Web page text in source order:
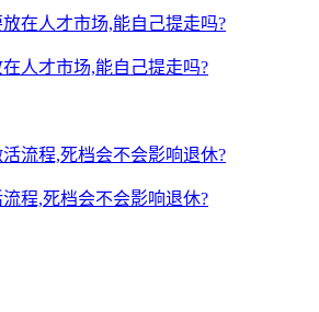
人才市场,能自己提走吗?
程,死档会不会影响退休?